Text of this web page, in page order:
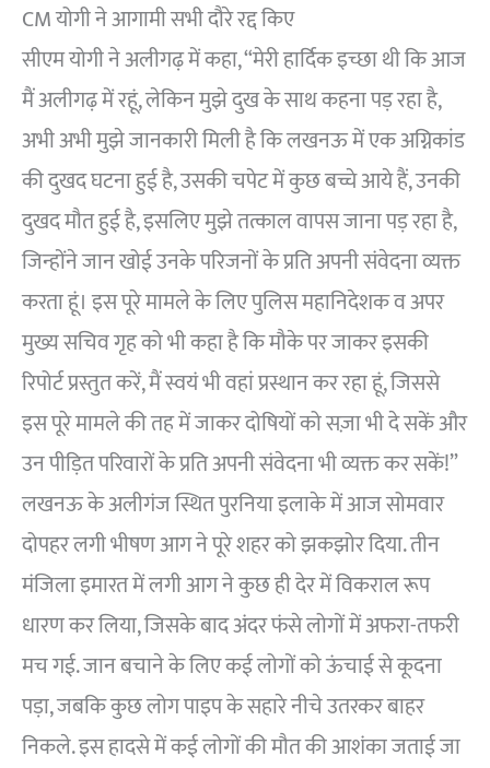
CM योगी ने आगामी सभी दौरे रद्द किए
सीएम योगी ने अलीगढ़ में कहा, “मेरी हार्दिक इच्छा थी कि आज
मैं अलीगढ़ में रहूं, लेकिन मुझे दुख के साथ कहना पड़ रहा है,
अभी अभी मुझे जानकारी मिली है कि लखनऊ में एक अग्निकांड
की दुखद घटना हुई है, उसकी चपेट में कुछ बच्चे आये हैं, उनकी
दुखद मौत हुई है, इसलिए मुझे तत्काल वापस जाना पड़ रहा है,
जिन्होंने जान खोई उनके परिजनों के प्रति अपनी संवेदना व्यक्त
करता हूं। इस पूरे मामले के लिए पुलिस महानिदेशक व अपर
मुख्य सचिव गृह को भी कहा है कि मौके पर जाकर इसकी
रिपोर्ट प्रस्तुत करें, मैं स्वयं भी वहां प्रस्थान कर रहा हूं, जिससे
इस पूरे मामले की तह में जाकर दोषियों को सज़ा भी दे सकें और
उन पीड़ित परिवारों के प्रति अपनी संवेदना भी व्यक्त कर सकें!”
लखनऊ के अलीगंज स्थित पुरनिया इलाके में आज सोमवार
दोपहर लगी भीषण आग ने पूरे शहर को झकझोर दिया. तीन
मंजिला इमारत में लगी आग ने कुछ ही देर में विकराल रूप
धारण कर लिया, जिसके बाद अंदर फंसे लोगों में अफरा-तफरी
मच गई. जान बचाने के लिए कई लोगों को ऊंचाई से कूदना
पड़ा, जबकि कुछ लोग पाइप के सहारे नीचे उतरकर बाहर
निकले. इस हादसे में कई लोगों की मौत की आशंका जताई जा